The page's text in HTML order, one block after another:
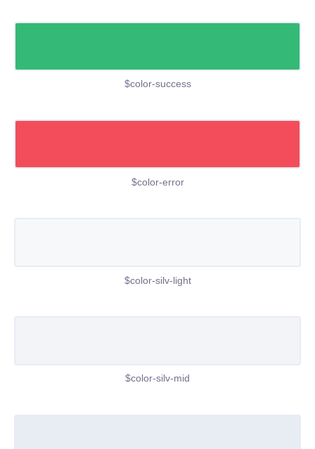
$color-success
$color-error
$color-silv-light
$color-silv-mid